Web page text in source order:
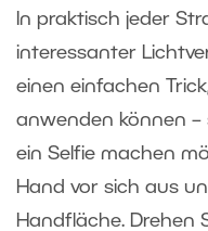
In praktisch jeder
interessanter
einen einfachen
anwenden können –
ein Selfie machen
Hand vor sich aus
Handfläche. Drehen